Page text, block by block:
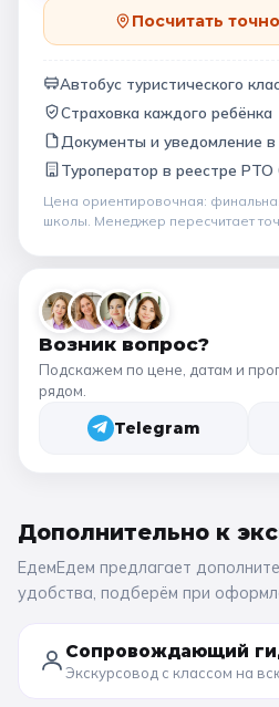
Посчитать
Автобус туристического
Страховка каждого ребёнка
Документы и уведомление
Туроператор в реестре РТО
Цена ориентировочная:
школы . Менеджер пересчитает
Возник вопрос?
Подскажем по цене, датам и
рядом.
Telegram
Дополнительно к
ЕдемЕдем предлагает
удобства, подберём при
Сопровождающий
Экскурсовод с классом на